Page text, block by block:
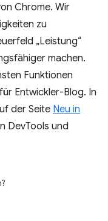
Chrome. Wir
zu
„Leistung“
machen.
Funktionen
Entwickler-Blog. In
der Seite Neu in
DevTools und